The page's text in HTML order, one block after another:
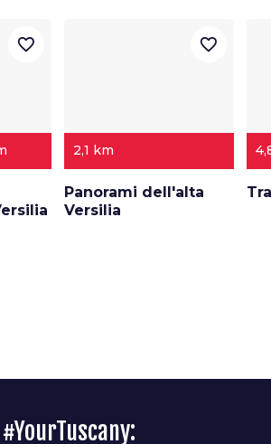
favorite_border
2,1 km
Panorami dell'alta
Versilia
favorite_border
#YourTuscany: